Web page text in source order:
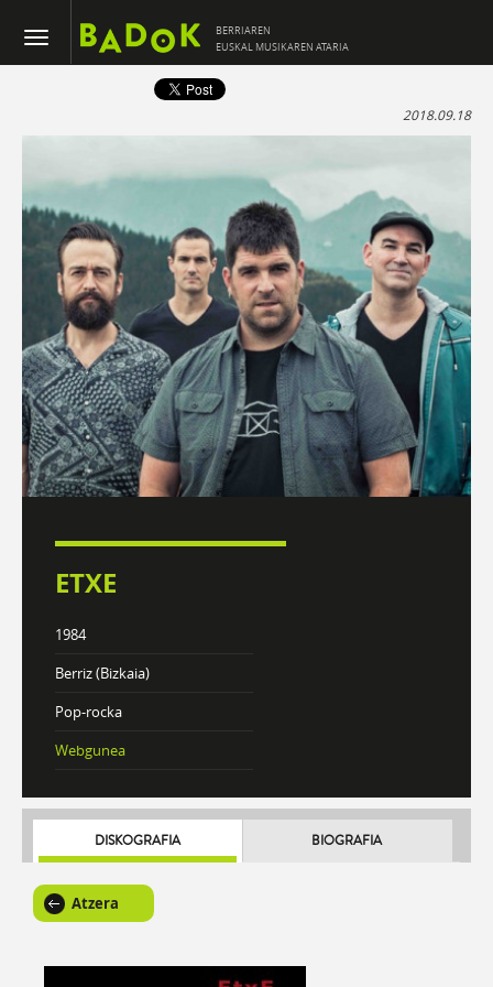
BERRIAREN
EUSKAL MUSIKAREN ATARIA
2018.09.18
ETXE
1984
Berriz (Bizkaia)
Pop-rocka
Webgunea
DISKOGRAFIA BIOGRAFIA
Atzera